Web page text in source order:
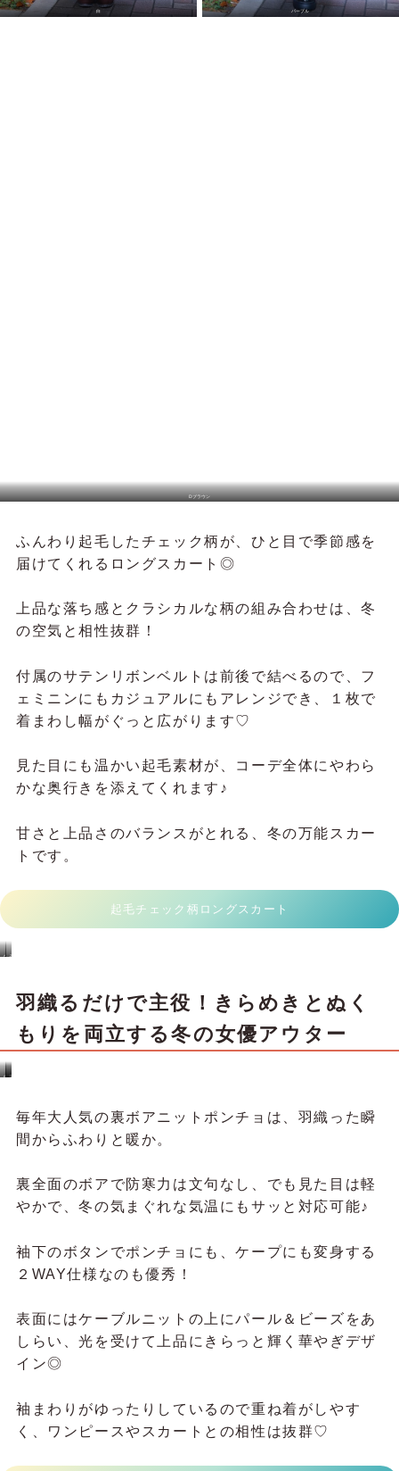
白 パープル
Dブラウン
ふんわり起毛したチェック柄が、ひと目で季節感を
届けてくれるロングスカート◎
上品な落ち感とクラシカルな柄の組み合わせは、冬
の空気と相性抜群！
付属のサテンリボンベルトは前後で結べるので、フ
ェミニンにもカジュアルにもアレンジでき、１枚で
着まわし幅がぐっと広がります♡
見た目にも温かい起毛素材が、コーデ全体にやわら
かな奥行きを添えてくれます♪
甘さと上品さのバランスがとれる、冬の万能スカー
トです。
起毛チェック柄ロングスカート
ひー様のコーディネート みたむーのコーディネート
羽織るだけで主役！きらめきとぬく
間からふわりと暖か。